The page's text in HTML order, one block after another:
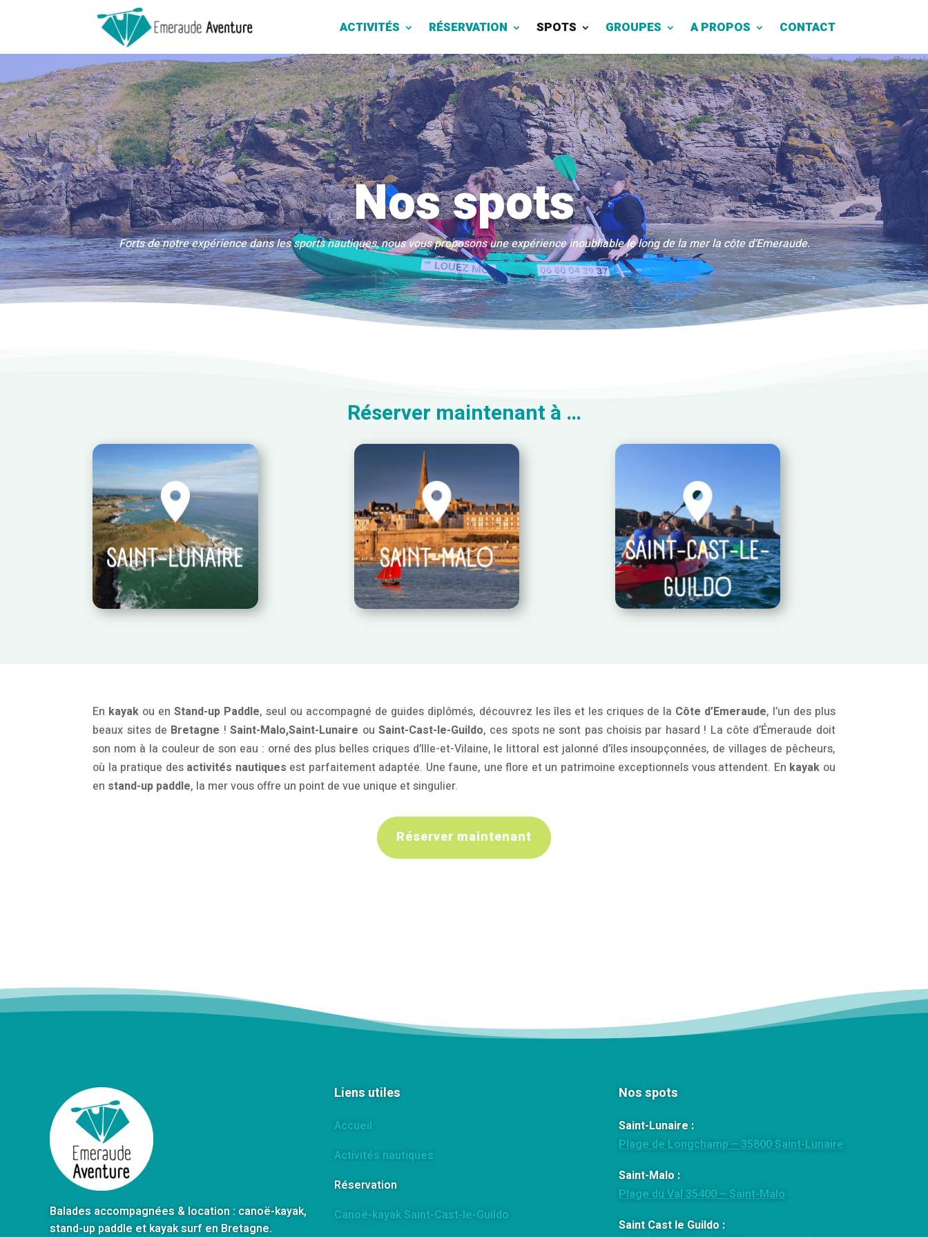
ACTIVITÉS RÉSERVATION SPOTS GROUPES A PROPOS CONTACT
Nos spots
Forts de notre expérience dans les sports nautiques, nous vous proposons une expérience inoubliable le long de la mer la côte d’Emeraude.
Réserver maintenant à …
En kayak ou enStand-up Paddle, seul ou accompagné de guides diplômés, découvrez les îles et les criques de la Côte d’Emeraude, l’un des plus
beaux sites de Bretagne !Saint-Malo,Saint-Lunaire ou Saint-Cast-le-Guildo, ces spots ne sont pas choisis par hasard ! La côte d’Émeraude doit
son nom à la couleur de son eau : orné des plus belles criques d’Ille-et-Vilaine, le littoral est jalonné d’îles insoupçonnées, de villages de pêcheurs,
où la pratique des activités nautiques est parfaitement adaptée. Une faune, une flore et un patrimoine exceptionnels vous attendent. En kayak ou
en stand-up paddle, la mer vous offre un point de vue unique et singulier.
Réserver maintenant
Balades accompagnées & location : canoë-kayak,
stand-up paddle et kayak surf en Bretagne.
Liens utiles
Accueil
Activités nautiques
Réservation
Canoë-kayak Saint-Cast-le-Guildo
Nos spots
Saint-Lunaire :
Plage de Longchamp – 35800 Saint-Lunaire
Saint-Malo :
Plage du Val 35400 – Saint-Malo
Saint Cast le Guildo :